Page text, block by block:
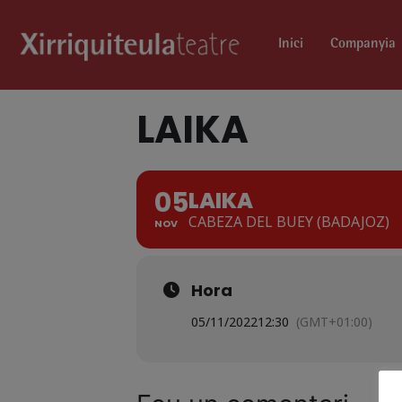
Inici Companyia
LAIKA
05
NOV
LAIKA
CABEZA DEL BUEY (BADAJOZ)
Hora
05/11/202212:30 (GMT+01:00)